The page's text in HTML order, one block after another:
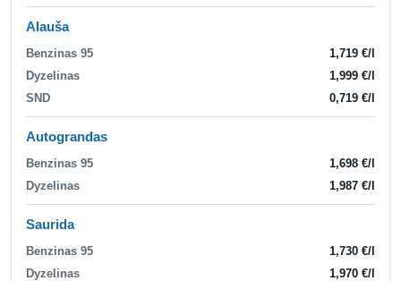
Alauša
Benzinas 95
1,719 €/l
Dyzelinas
1,999 €/l
SND
0,719 €/l
Autograndas
Benzinas 95
1,698 €/l
Dyzelinas
1,987 €/l
Saurida
Benzinas 95
1,730 €/l
Dyzelinas
1,970 €/l